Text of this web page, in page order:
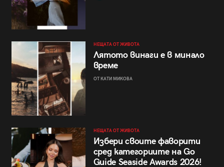
НЕЩАТА ОТ ЖИВОТА
Лятото винаги е в минало
време
ОТ КАТИ МИКОВА
НЕЩАТА ОТ ЖИВОТА
Избери своите фаворити
сред категориите на Go
Guide Seaside Awards 2026!